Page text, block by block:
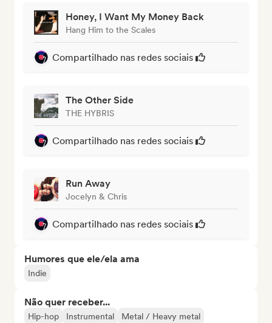
Honey, I Want My Money Back
Hang Him to the Scales
Compartilhado nas redes sociais
The Other Side
THE HYBRIS
Compartilhado nas redes sociais
Run Away
Jocelyn & Chris
Compartilhado nas redes sociais
Humores que ele/ela ama
Indie
Não quer receber...
Hip-hop Instrumental Metal / Heavy metal